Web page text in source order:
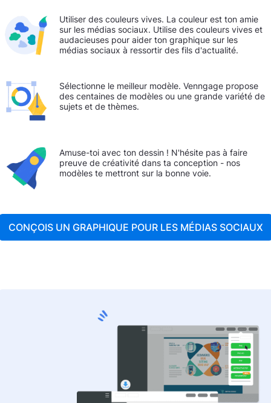
Utiliser des couleurs vives. La couleur est ton amie
sur les médias sociaux. Utilise des couleurs vives et
audacieuses pour aider ton graphique sur les
médias sociaux à ressortir des fils d'actualité.
Sélectionne le meilleur modèle. Venngage propose
des centaines de modèles ou une grande variété de
sujets et de thèmes.
Amuse-toi avec ton dessin ! N'hésite pas à faire
preuve de créativité dans ta conception - nos
modèles te mettront sur la bonne voie.
CONÇOIS UN GRAPHIQUE POUR LES MÉDIAS SOCIAUX